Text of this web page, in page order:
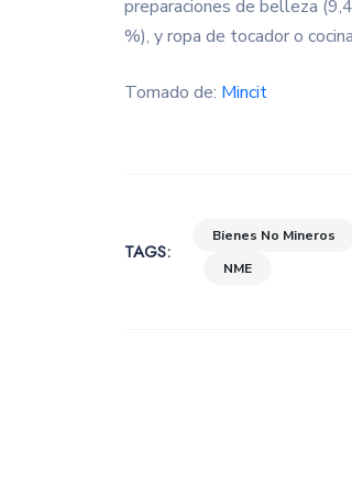
preparaciones de belleza
%), y ropa de tocador o
Tomado de: Mincit
TAGS:
Bienes No Mineros
NME